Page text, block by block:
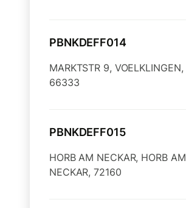
PBNKDEFF014
MARKTSTR 9, VOELKLINGEN,
66333
PBNKDEFF015
HORB AM NECKAR, HORB AM
NECKAR, 72160